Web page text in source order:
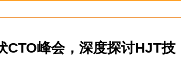
CTO峰会，深度探讨HJT技